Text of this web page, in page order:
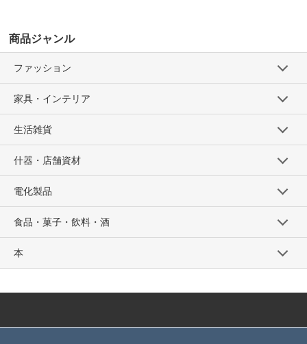
商品ジャンル
ファッション
家具・インテリア
生活雑貨
什器・店舗資材
電化製品
食品・菓子・飲料・酒
本